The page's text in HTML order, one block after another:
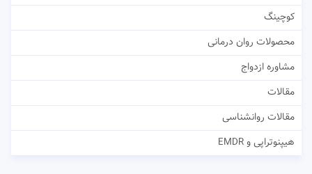
کوچینگ
محصولات روان درمانی
مشاوره ازدواج
مقالات
مقالات روانشناسی
هیپنوتراپی و EMDR